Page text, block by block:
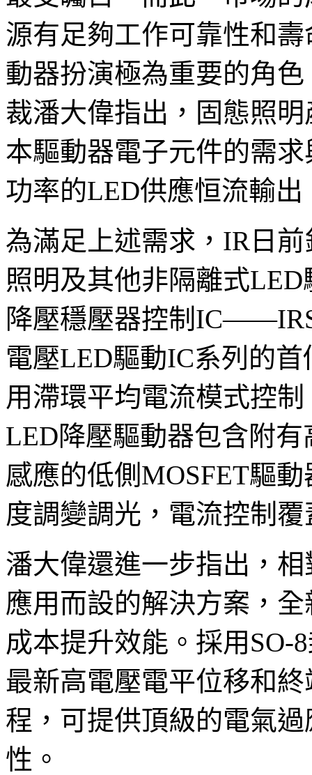
源有足夠工作可靠性和
動器扮演極為重要的角
裁潘大偉指出，固態照
本驅動器電子元件的需
功率的LED供應恒流輸出
為滿足上述需求，IR日
照明及其他非隔離式
降壓穩壓器控制
電壓LED驅動IC系列的
用滯環平均電流模式控
LED降壓驅動器包含附
感應的低側MOSFET驅
度調變調光，電流控制覆
潘大偉還進一步指出，
應用而設的解決方案，
成本提升效能。採用SO-
最新高電壓電平位移和
程，可提供頂級的電氣
性。